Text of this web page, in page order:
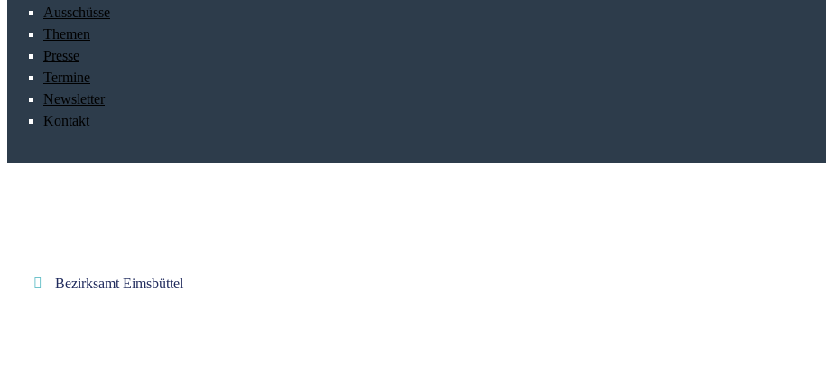
Ausschüsse
Themen
Presse
Termine
Newsletter
Kontakt
Bezirksamt Eimsbüttel